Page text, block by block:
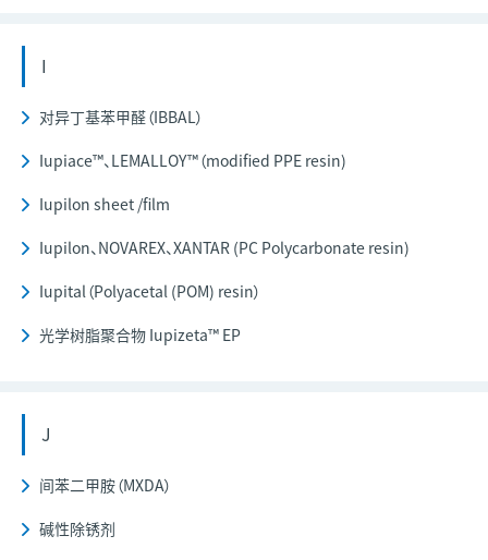
I
对异丁基苯甲醛（IBBAL）
Iupiace™、LEMALLOY™（modified PPE resin)
Iupilon sheet /film
Iupilon、NOVAREX、XANTAR (PC Polycarbonate resin)
Iupital（Polyacetal (POM) resin）
光学树脂聚合物 Iupizeta™ EP
J
间苯二甲胺（MXDA）
碱性除锈剂